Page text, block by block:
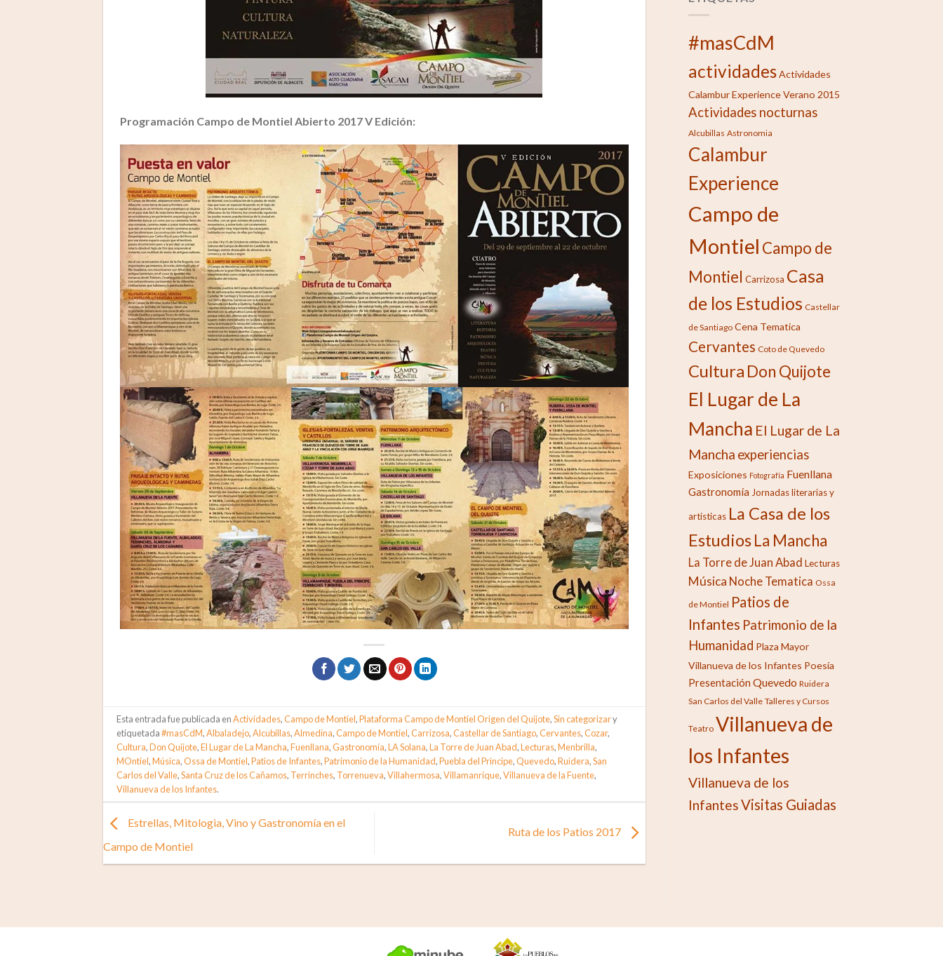
Programación Campo de Montiel Abierto 2017 V Edición:
Esta entrada fue publicada enActividades,Campo de Montiel,Plataforma Campo de Montiel Origen del Quijote,Sin categorizary
etiquetada#masCdM,Albaladejo,Alcubillas,Almedina,Campo de Montiel,Carrizosa,Castellar de Santiago,Cervantes,Cozar,
Cultura,Don Quijote,El Lugar de La Mancha,Fuenllana,Gastronomía,LA Solana,La Torre de Juan Abad,Lecturas,Menbrilla,
MOntiel,Música,Ossa de Montiel,Patios de Infantes,Patrimonio de la Humanidad,Puebla del Principe,Quevedo,Ruidera,San
Carlos del Valle,Santa Cruz de los Cañamos, Terrinches, Torrenueva,Villahermosa,Villamanrique,Villanueva de la Fuente,
Villanueva de los Infantes.
Estrellas, Mitologia, Vino y Gastronomía en el
Campo de Montiel
Ruta de los Patios 2017
#masCdM
actividades Actividades
Calambur Experience Verano 2015
Actividades nocturnas
Alcubillas Astronomia
Calambur
Experience
Campo de
Montiel Campo de
Montiel Carrizosa Casa
de los Estudios Castellar
de Santiago Cena Tematica
Cervantes Coto de Quevedo
Cultura Don Quijote
El Lugar de La
Mancha El Lugar de La
Mancha experiencias
Exposiciones Fotografía Fuenllana
Gastronomía Jornadas literarias y
artisticas La Casa de los
Estudios La Mancha
La Torre de Juan Abad Lecturas
Música Noche Tematica Ossa
de Montiel Patios de
Infantes Patrimonio de la
Humanidad Plaza Mayor
Villanueva de los Infantes Poesía
Presentación Quevedo Ruidera
San Carlos del Valle Talleres y Cursos
Teatro Villanueva de
los Infantes
Villanueva de los
InfantesVisitas Guiadas